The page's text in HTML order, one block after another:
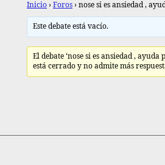
Inicio › Foros › nose si es ansiedad ,
Este debate está vacío.
El debate ‘nose si es ansiedad ,
está cerrado y no admite más